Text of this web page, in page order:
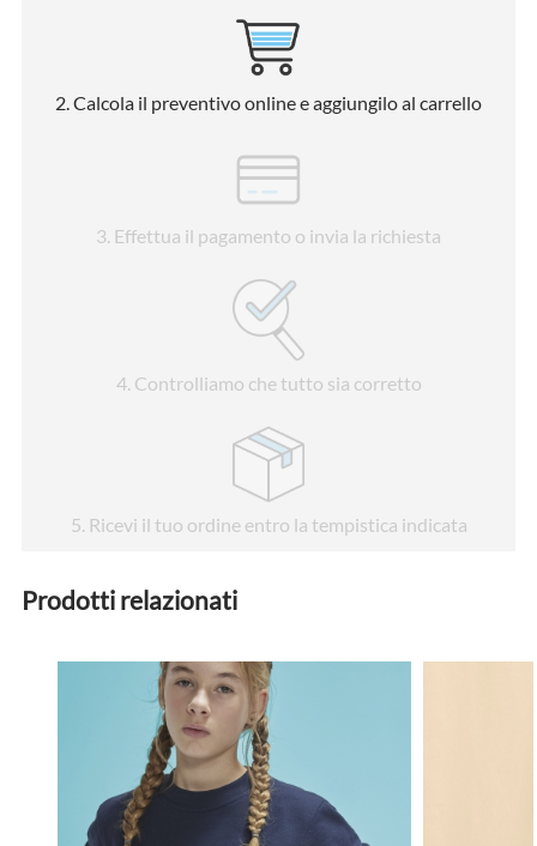
2. Calcola il preventivo online e aggiungilo al carrello
3. Effettua il pagamento o invia la richiesta
4. Controlliamo che tutto sia corretto
5. Ricevi il tuo ordine entro la tempistica indicata
Prodotti relazionati